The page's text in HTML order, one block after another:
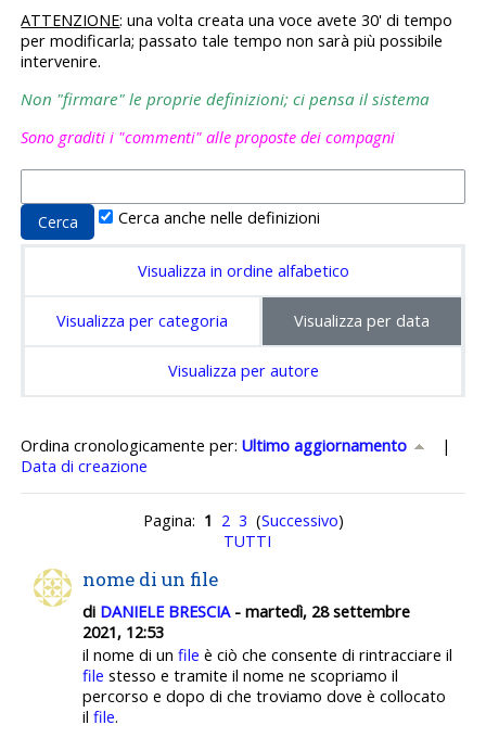
ATTENZIONE: una volta creata una voce avete 30' di tempo
per modificarla; passato tale tempo non sarà più possibile
intervenire.
Non "firmare" le proprie definizioni; ci pensa il sistema
Sono graditi i "commenti" alle proposte dei compagni
Cerca anche nelle definizioni
Visualizza in ordine alfabetico
Visualizza per categoria Visualizza per data
Visualizza per autore
Ordinato per Ultimo aggiornamento crescente
Ordina cronologicamente per:Ultimo aggiornamento
|
Data di creazione
Pagina: 1 2 3 (Successivo)
TUTTI
nome di un file
di DANIELE BRESCIA- martedì, 28 settembre
2021, 12:53
il nome di un file è ciò che consente di rintracciare il
file stesso e tramite il nome ne scopriamo il
percorso e dopo di che troviamo dove è collocato
il file.